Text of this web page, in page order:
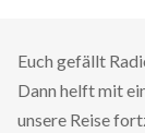
Euch gefällt
Dann helft mit
unsere Reise